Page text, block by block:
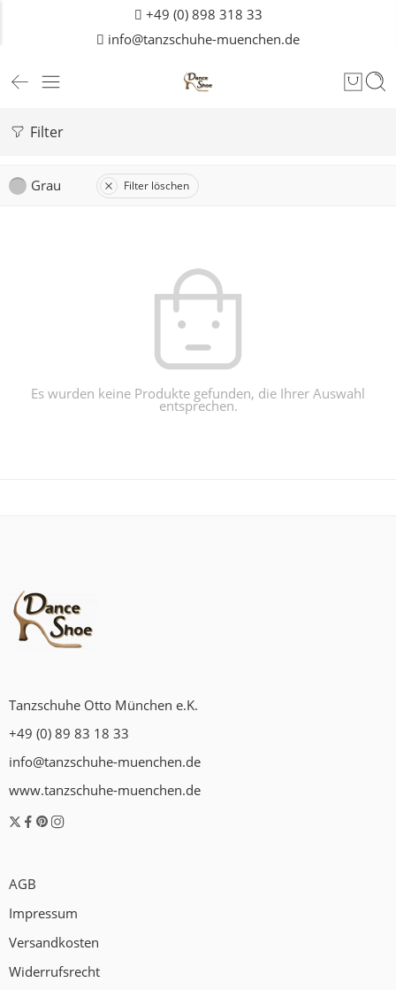
+49 (0) 898 318 33
info@tanzschuhe-muenchen.de
Filter
Grau Filter löschen
Es wurden keine Produkte gefunden, die Ihrer Auswahl
entsprechen.
Tanzschuhe Otto München e.K.
+49 (0) 89 83 18 33
info@tanzschuhe-muenchen.de
www.tanzschuhe-muenchen.de
AGB
Impressum
Versandkosten
Widerrufsrecht